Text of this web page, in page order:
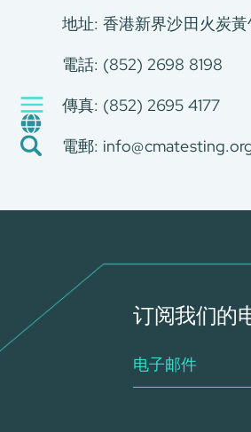
消费品测试
绿色环保服务
工厂服务
CMA+
最新消息
加入我们
联络我们
服务申请
工厂服务预约
地址: 香港新界沙田火炭
電話: (852)
傳真: (852) 2695 4177
電郵:
订阅我们的